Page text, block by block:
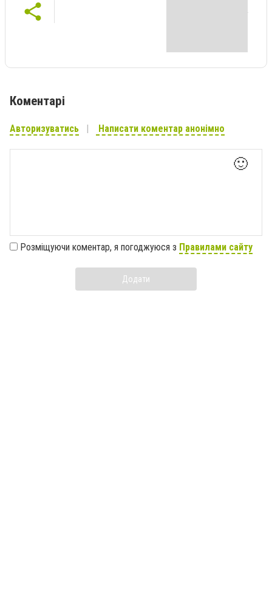
Коментарі
Авторизуватись Написати коментар анонімно
🙂
Розміщуючи коментар, я погоджуюся з Правилами сайту
Додати